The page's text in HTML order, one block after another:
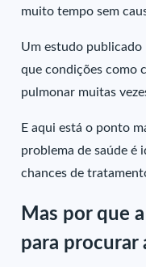
muito tempo sem
Um estudo
que condições como
pulmonar muitas
E aqui está o ponto
problema de saúde é
chances de
Mas por que
para procurar